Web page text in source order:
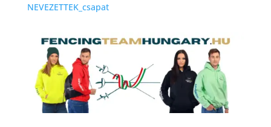
NEVEZETTEK_csapat